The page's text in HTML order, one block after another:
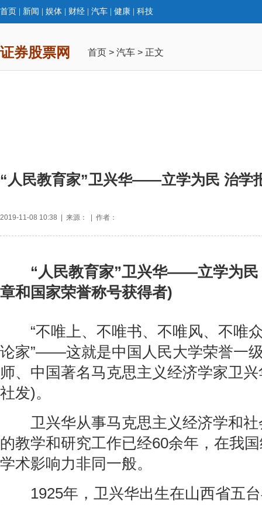
首页 新闻 娱体 财经 汽车 健康 科技
证券股票网 首页 > 汽车 > 正文
“人民教育家”卫兴华——立学为民 治学
2019-11-08 10:38 | 来源： | 作者：
“人民教育家”卫兴华——立学为民
章和国家荣誉称号获得者)
“不唯上、不唯书、不唯风、不唯众
论家”——这就是中国人民大学荣誉一
师、中国著名马克思主义经济学家卫
社发)。
卫兴华从事马克思主义经济学和社
的教学和研究工作已经60余年，在我
学术影响力非同一般。
1925年，卫兴华出生在山西省五台